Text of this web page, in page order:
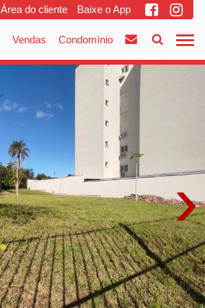
Área do cliente Baixe o App
Vendas Condomínio
›